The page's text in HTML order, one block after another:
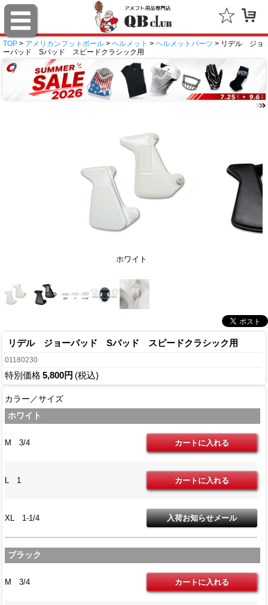
TOP > アメリカンフットボール > ヘルメット > ヘルメットパーツ > リデル ジョ
ーパッド Sパッド スピードクラシック用
ホワイト
リデル ジョーパッド Sパッド スピードクラシック用
01180230
特別価格 5,800円 (税込)
カラー／サイズ
ホワイト
M 3/4
L 1
XL 1-1/4
ブラック
M 3/4